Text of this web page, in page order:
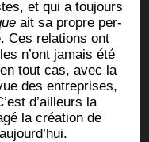
et qui a tou­jours
ait sa propre per­
Ces rela­tions ont
n’ont jamais été
tout cas, avec la
des entre­prises,
d’ailleurs la
la créa­tion de